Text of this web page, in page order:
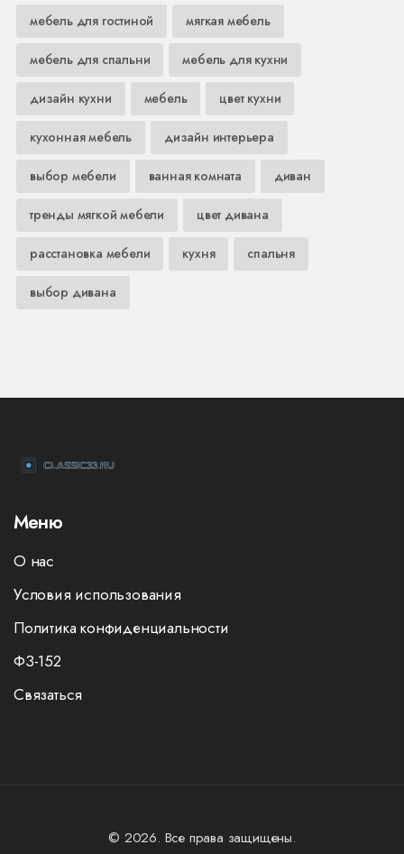
мебель для гостиной мягкая мебель
мебель для спальни мебель для кухни
дизайн кухни мебель цвет кухни
кухонная мебель дизайн интерьера
выбор мебели ванная комната диван
тренды мягкой мебели цвет дивана
расстановка мебели кухня спальня
выбор дивана
Меню
О нас
Условия использования
Политика конфиденциальности
ФЗ-152
Связаться
© 2026. Все права защищены.